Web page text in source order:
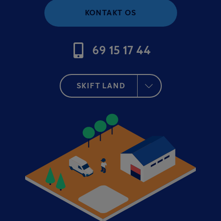
KONTAKT OS
69 15 17 44
SKIFT LAND